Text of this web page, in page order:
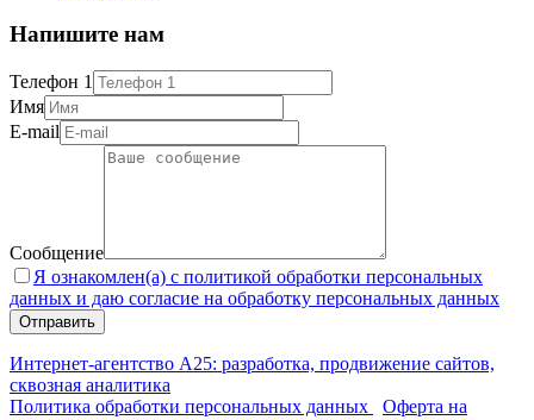
Напишите нам
Телефон 1
Имя
E-mail
Сообщение
Я ознакомлен(а) с политикой обработки персональных
данных и даю согласие на обработку персональных данных
Интернет-агентство А25: разработка, продвижение сайтов,
сквозная аналитика
Политика обработки персональных данных
Оферта на